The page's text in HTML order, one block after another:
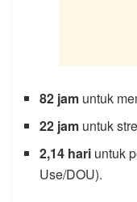
82 jam untuk
22 jam untuk
2,14 hari untuk
Use/DOU).